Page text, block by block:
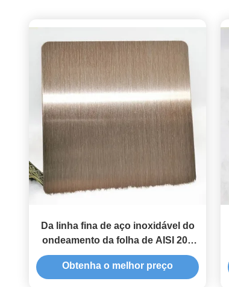
Da linha fina de aço inoxidável do
ondeamento da folha de AISI 201
placa de cobre vermelha colorida
202 150*300cm
Obtenha o melhor preço